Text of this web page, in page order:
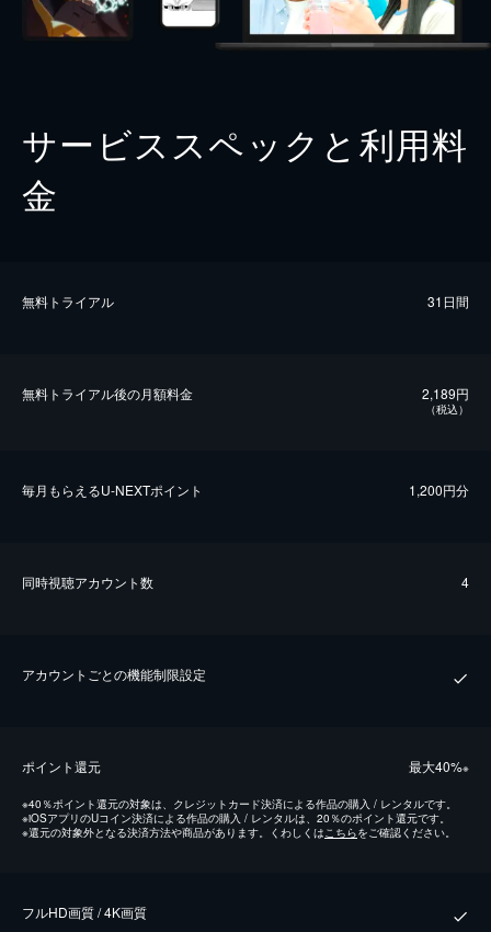
サービススペックと利用料
金
無料トライアル 31日間
無料トライアル後の⽉額料金 2,189円
（税込）
毎⽉もらえるU-NEXTポイント 1,200円分
同時視聴アカウント数 4
アカウントごとの機能制限設定
ポイント還元 最⼤40%※
※40％ポイント還元の対象は、クレジットカード決済による作品の購入 / レンタルです。
※iOSアプリのUコイン決済による作品の購入 / レンタルは、20％のポイント還元です。
※還元の対象外となる決済方法や商品があります。くわしくは こちらをご確認ください。
フルHD画質 / 4K画質